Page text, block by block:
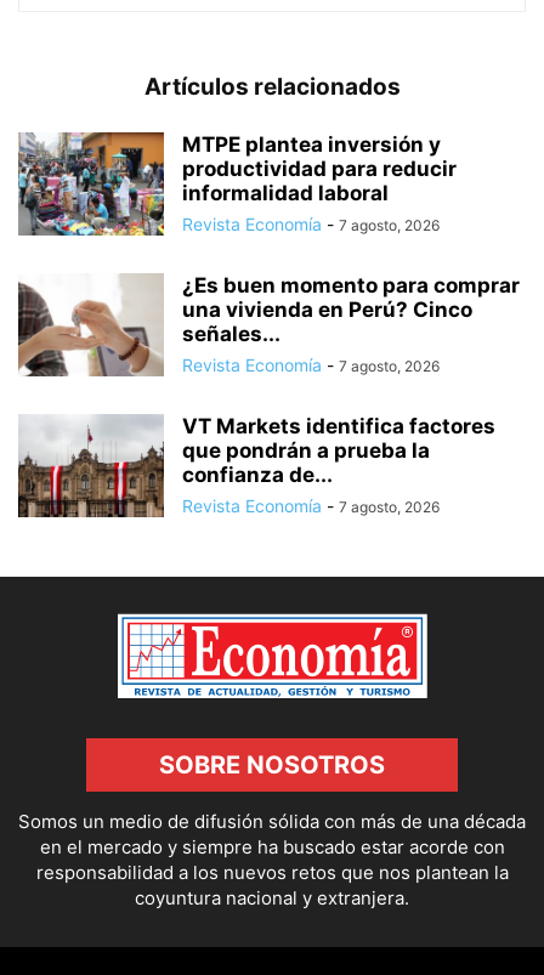
Artículos relacionados
MTPE plantea inversión y
productividad para reducir
informalidad laboral
Revista Economía - 7 agosto, 2026
¿Es buen momento para comprar
una vivienda en Perú? Cinco
señales...
Revista Economía - 7 agosto, 2026
VT Markets identifica factores
que pondrán a prueba la
confianza de...
Revista Economía - 7 agosto, 2026
SOBRE NOSOTROS
Somos un medio de difusión sólida con más de una década
en el mercado y siempre ha buscado estar acorde con
responsabilidad a los nuevos retos que nos plantean la
coyuntura nacional y extranjera.